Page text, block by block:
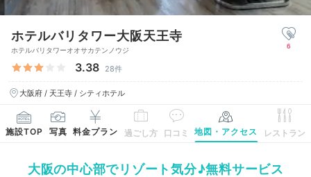
ホテルバリタワー大阪天王寺
ホテルバリタワーオオサカテンノウジ
3.38 28件
大阪府 / 天王寺 / シティホテル
6
施設TOP 写真 料金プラン 過ごし方 口コミ 地図・アクセス レストラン
大阪の中心部でリゾート気分♪無料サービス